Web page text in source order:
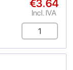
€3.64
Incl. IVA